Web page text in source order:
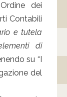
dei
Contabili
e tutela
di
su “I
del